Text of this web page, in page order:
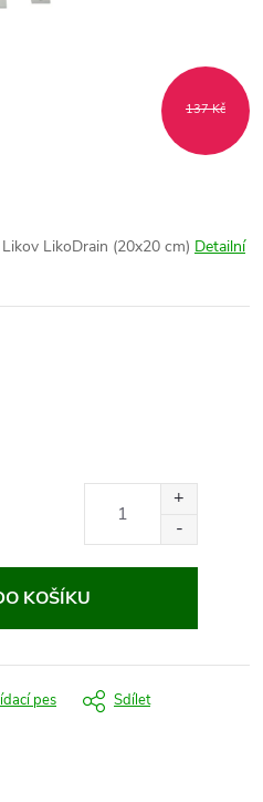
137 Kč
LikoDrain (20x20 cm) Detailní
KOŠÍKU
pes Sdílet